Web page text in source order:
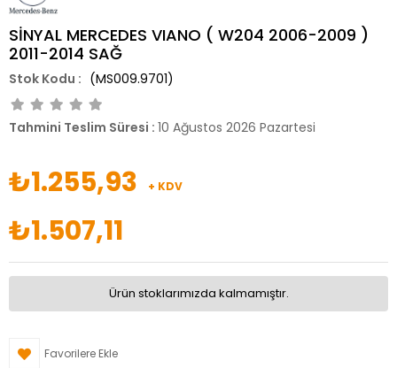
SİNYAL MERCEDES VIANO ( W204 2006-2009 )
2011-2014 SAĞ
(MS009.9701)
Tahmini Teslim Süresi : 10 Ağustos 2026 Pazartesi
₺1.255,93 + KDV
₺1.507,11
Ürün stoklarımızda kalmamıştır.
Favorilere Ekle